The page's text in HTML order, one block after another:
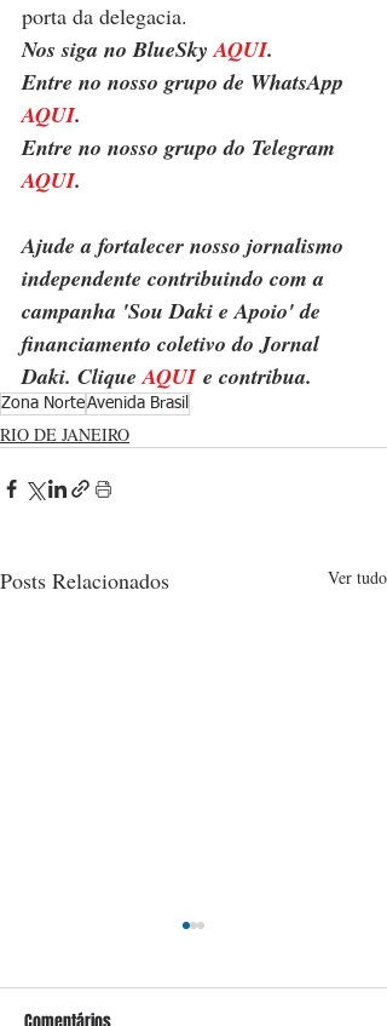
porta da delegacia.
Nos siga no BlueSky AQUI.
Entre no nosso grupo de WhatsApp
AQUI.
Entre no nosso grupo do Telegram
AQUI.
Ajude a fortalecer nosso jornalismo
independente contribuindo com a
campanha 'Sou Daki e Apoio' de
financiamento coletivo do Jornal
Daki. Clique AQUI e contribua.
Zona NorteAvenida Brasil
RIO DE JANEIRO
Posts Relacionados Ver tudo